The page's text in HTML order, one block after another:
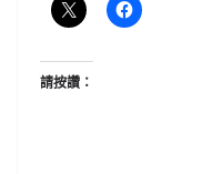
請按讚：